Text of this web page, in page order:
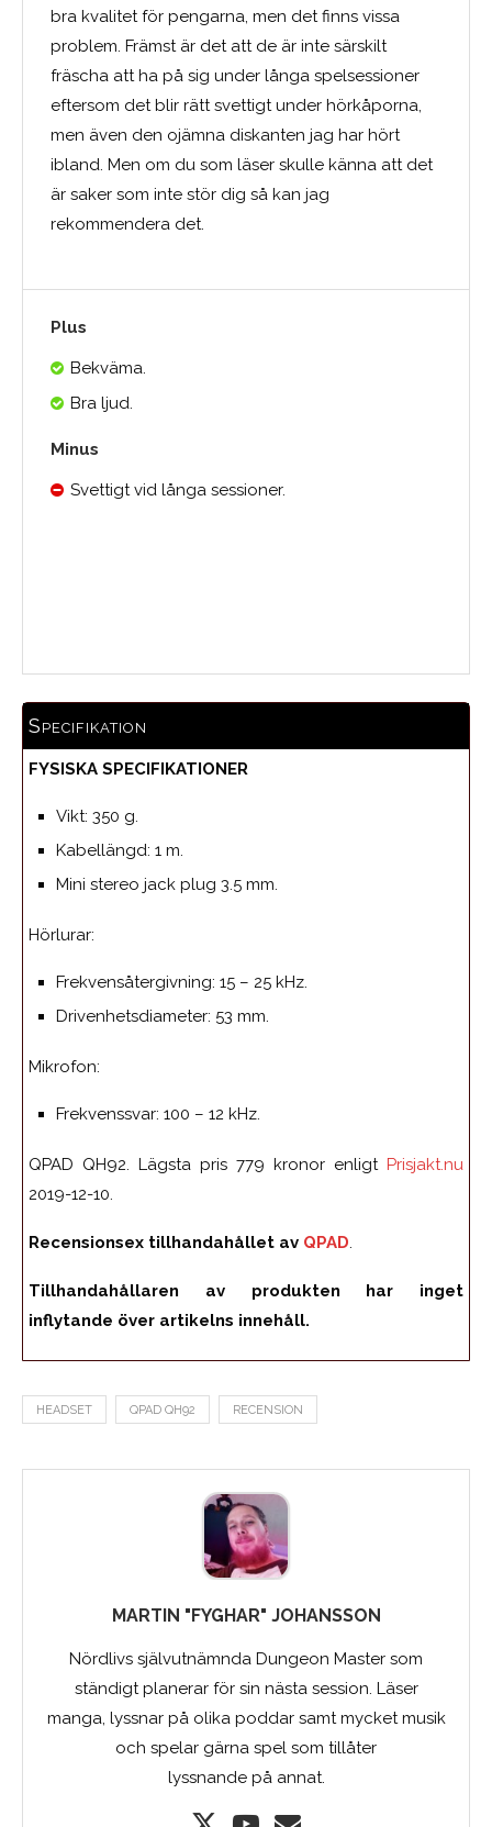
bra kvalitet för pengarna, men det finns vissa
problem. Främst är det att de är inte särskilt
fräscha att ha på sig under långa spelsessioner
eftersom det blir rätt svettigt under hörkåporna,
men även den ojämna diskanten jag har hört
ibland. Men om du som läser skulle känna att det
är saker som inte stör dig så kan jag
rekommendera det.
Plus
Bekväma.
Bra ljud.
Minus
Svettigt vid långa sessioner.
Specifikation
FYSISKA SPECIFIKATIONER
Vikt: 350 g.
Kabellängd: 1 m.
Mini stereo jack plug 3.5 mm.
Hörlurar:
Frekvensåtergivning: 15 – 25 kHz.
Drivenhetsdiameter: 53 mm.
Mikrofon:
Frekvenssvar: 100 – 12 kHz.
QPAD QH92. Lägsta pris 779 kronor enligt Prisjakt.nu
2019-12-10.
Recensionsex tillhandahållet av QPAD.
Tillhandahållaren av produkten har inget
inflytande över artikelns innehåll.
HEADSET QPAD QH92 RECENSION
MARTIN "FYGHAR" JOHANSSON
Nördlivs självutnämnda Dungeon Master som
ständigt planerar för sin nästa session. Läser
manga, lyssnar på olika poddar samt mycket musik
och spelar gärna spel som tillåter
lyssnande på annat.